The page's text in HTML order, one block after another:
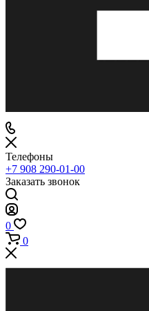
Телефоны
+7 908 290-01-00
Заказать звонок
0
0